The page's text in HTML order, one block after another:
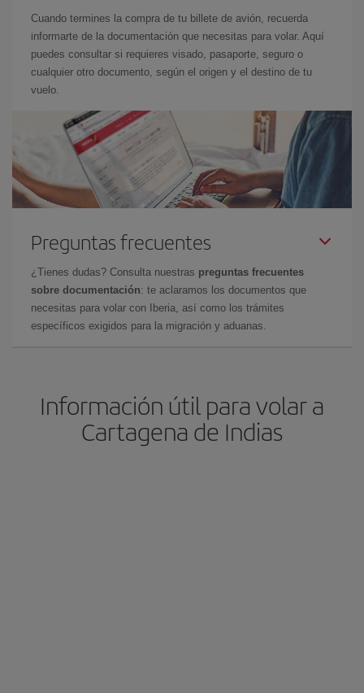
Cuando termines la compra de tu billete de avión, recuerda
informarte de la documentación que necesitas para volar. Aquí
puedes consultar si requieres visado, pasaporte, seguro o
cualquier otro documento, según el origen y el destino de tu
vuelo.
Preguntas frecuentes
¿Tienes dudas? Consulta nuestras preguntas frecuentes
sobre documentación: te aclaramos los documentos que
necesitas para volar con Iberia, así como los trámites
específicos exigidos para la migración y aduanas.
Información útil para volar a
Cartagena de Indias